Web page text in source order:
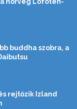
norvég Lofoten-
buddha szobra, a
rejtőzik Izland